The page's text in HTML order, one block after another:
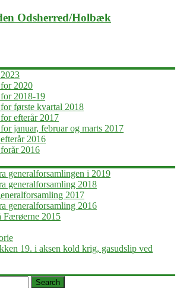
Odsherred/Holbæk
2020
2018-19
første kvartal 2018
efterår 2017
januar, februar og marts 2017
2016
2016
generalforsamlingen i 2019
generalforsamling 2018
2017
generalforsamling 2016
Færøerne 2015
19. i aksen kold krig, gasudslip ved
Search